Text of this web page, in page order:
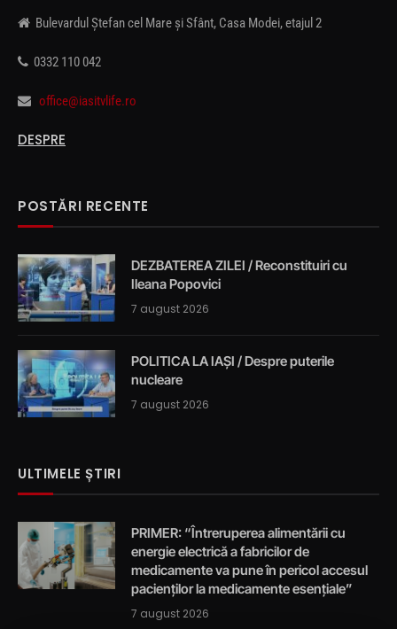
Bulevardul Ștefan cel Mare și Sfânt, Casa Modei, etajul 2
0332 110 042
office@iasitvlife.ro
DESPRE
POSTĂRI RECENTE
DEZBATEREA ZILEI / Reconstituiri cu
Ileana Popovici
7 august 2026
POLITICA LA IAȘI / Despre puterile
nucleare
7 august 2026
ULTIMELE ȘTIRI
PRIMER: “Întreruperea alimentării cu
energie electrică a fabricilor de
medicamente va pune în pericol accesul
pacienților la medicamente esențiale”
7 august 2026